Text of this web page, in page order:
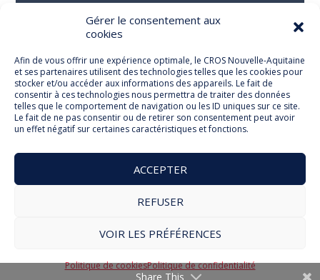
Gérer le consentement aux
cookies
Afin de vous offrir une expérience optimale, le CROS Nouvelle-Aquitaine
et ses partenaires utilisent des technologies telles que les cookies pour
stocker et/ou accéder aux informations des appareils. Le fait de
consentir à ces technologies nous permettra de traiter des données
telles que le comportement de navigation ou les ID uniques sur ce site.
Le fait de ne pas consentir ou de retirer son consentement peut avoir
un effet négatif sur certaines caractéristiques et fonctions.
ACCEPTER
REFUSER
VOIR LES PRÉFÉRENCES
Politique de cookiesPolitique de confidentialité
Facebook
© Comité Régional Olympique et Sportif Nouvelle Aquitaine
2026
Mentions légales
Politique de cookies
RGPD
Share This